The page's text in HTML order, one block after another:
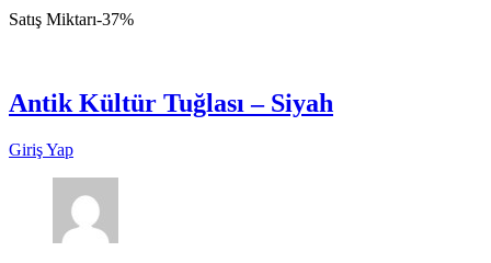
Satış Miktarı-37%
Antik Kültür Tuğlası – Siyah
Giriş Yap